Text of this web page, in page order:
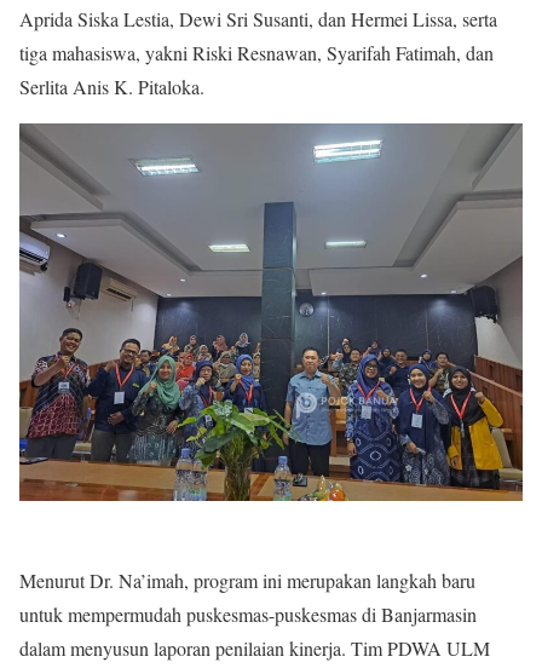
Aprida Siska Lestia, Dewi Sri Susanti, dan Hermei Lissa, serta
tiga mahasiswa, yakni Riski Resnawan, Syarifah Fatimah, dan
Serlita Anis K. Pitaloka.
Menurut Dr. Na’imah, program ini merupakan langkah baru
untuk mempermudah puskesmas-puskesmas di Banjarmasin
dalam menyusun laporan penilaian kinerja. Tim PDWA ULM